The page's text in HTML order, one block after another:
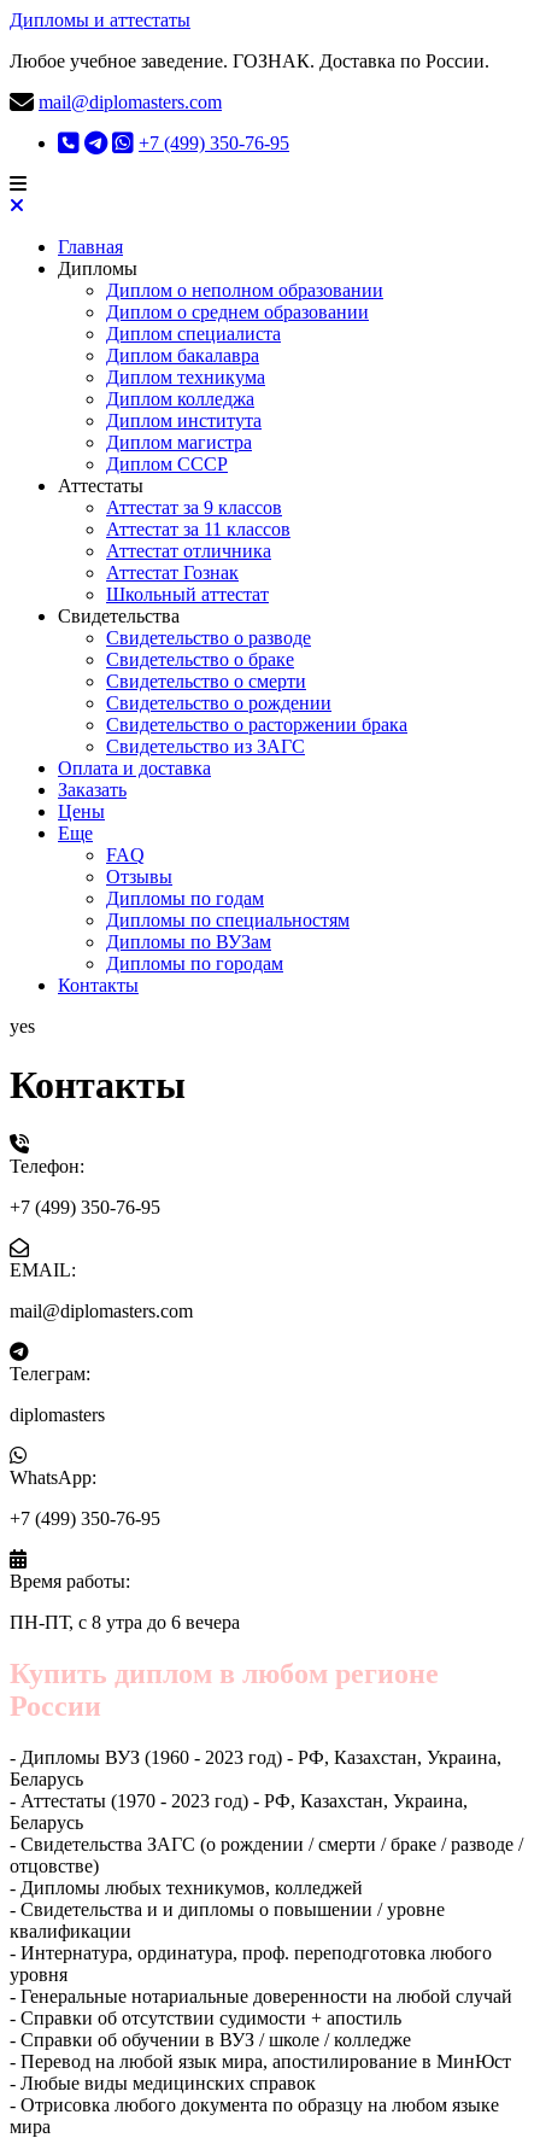
Дипломы и аттестаты
Любое учебное заведение. ГОЗНАК. Доставка по России.
mail@diplomasters.com
+7 (499) 350-76-95
Главная
Дипломы
Диплом о неполном образовании
Диплом о среднем образовании
Диплом специалиста
Диплом бакалавра
Диплом техникума
Диплом колледжа
Диплом института
Диплом магистра
Диплом СССР
Аттестаты
Аттестат за 9 классов
Аттестат за 11 классов
Аттестат отличника
Аттестат Гознак
Школьный аттестат
Свидетельства
Свидетельство о разводе
Свидетельство о браке
Свидетельство о смерти
Свидетельство о рождении
Свидетельство о расторжении брака
Свидетельство из ЗАГС
Оплата и доставка
Заказать
Цены
Еще
FAQ
Отзывы
Дипломы по годам
Дипломы по специальностям
Дипломы по ВУЗам
Дипломы по городам
Контакты
yes
Контакты
Телефон:
+7 (499) 350-76-95
EMAIL:
mail@diplomasters.com
Телеграм:
diplomasters
WhatsApp:
+7 (499) 350-76-95
Время работы:
ПН-ПТ, с 8 утра до 6 вечера
Купить диплом в любом регионе
России
- Дипломы ВУЗ (1960 - 2023 год) - РФ, Казахстан, Украина,
Беларусь
- Аттестаты (1970 - 2023 год) - РФ, Казахстан, Украина,
Беларусь
- Свидетельства ЗАГС (о рождении / смерти / браке / разводе /
отцовстве)
- Дипломы любых техникумов, колледжей
- Свидетельства и и дипломы о повышении / уровне
квалификации
- Интернатура, ординатура, проф. переподготовка любого
уровня
- Генеральные нотариальные доверенности на любой случай
- Справки об отсутствии судимости + апостиль
- Справки об обучении в ВУЗ / школе / колледже
- Перевод на любой язык мира, апостилирование в МинЮст
- Любые виды медицинских справок
- Отрисовка любого документа по образцу на любом языке
мира